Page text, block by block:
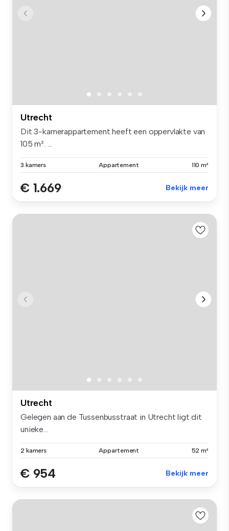
Utrecht
Dit 3-kamerappartement heeft een oppervlakte van
105 m². ...
3 kamers Appartement 110 m²
€ 1.669 Bekijk meer
Utrecht
Gelegen aan de Tussenbusstraat in Utrecht ligt dit
unieke...
2 kamers Appartement 52 m²
€ 954 Bekijk meer